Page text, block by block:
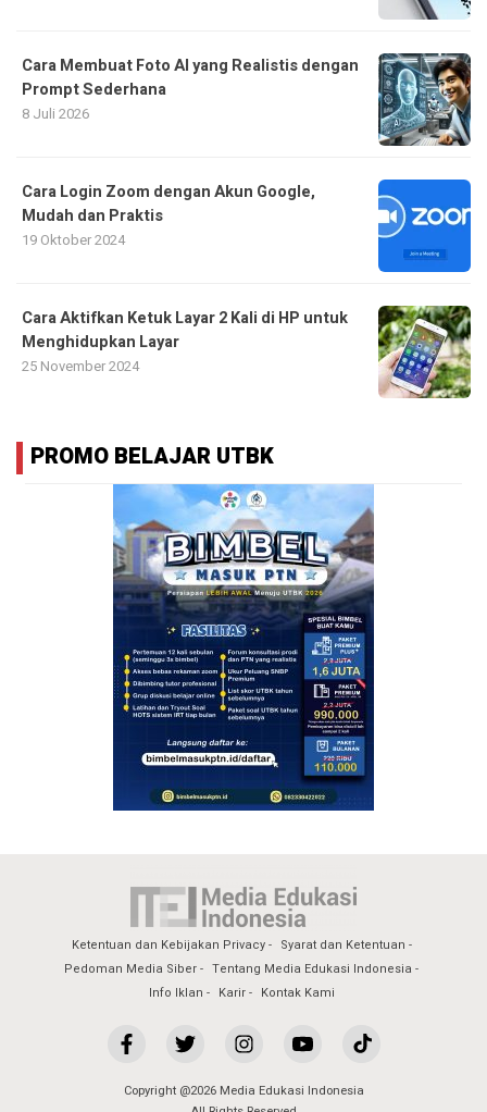
Cara Membuat Foto AI yang Realistis dengan
Prompt Sederhana
8 Juli 2026
Cara Login Zoom dengan Akun Google,
Mudah dan Praktis
19 Oktober 2024
Cara Aktifkan Ketuk Layar 2 Kali di HP untuk
Menghidupkan Layar
25 November 2024
PROMO BELAJAR UTBK
Ketentuan dan Kebijakan Privacy
Syarat dan Ketentuan
Pedoman Media Siber
Tentang Media Edukasi Indonesia
Info Iklan
Karir Kontak Kami
Copyright @2026 Media Edukasi Indonesia